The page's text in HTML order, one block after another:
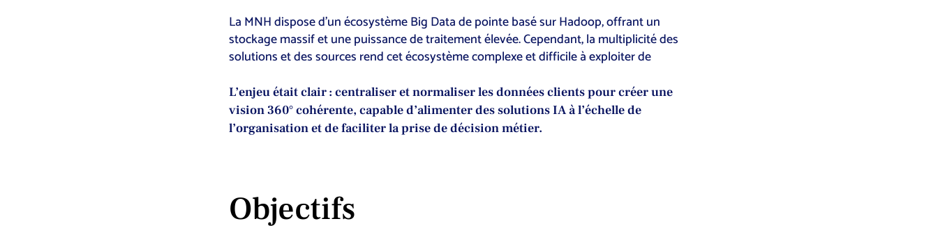
La MNH dispose d’un écosystème Big Data de pointe basé sur Hadoop, offrant un
stockage massif et une puissance de traitement élevée. Cependant, la multiplicité des
solutions et des sources rend cet écosystème complexe et difficile à exploiter de
L’enjeu était clair : centraliser et normaliser les données clients pour créer une
vision 360° cohérente, capable d’alimenter des solutions IA à l’échelle de
l’organisation et de faciliter la prise de décision métier.
Objectifs